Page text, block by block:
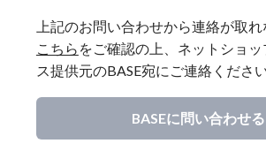
上記のお問い合わせから連絡が取れ
こちら をご確認の上、ネットショ
ス提供元のBASE宛にご連絡ください
BASEに問い合わせる